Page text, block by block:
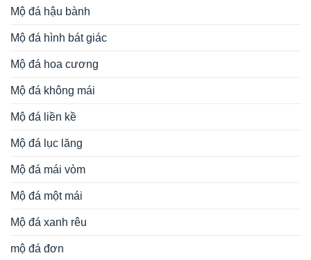
Mộ đá hậu bành
Mộ đá hình bát giác
Mộ đá hoa cương
Mộ đá không mái
Mộ đá liền kề
Mộ đá lục lăng
Mộ đá mái vòm
Mộ đá một mái
Mộ đá xanh rêu
mộ đá đơn